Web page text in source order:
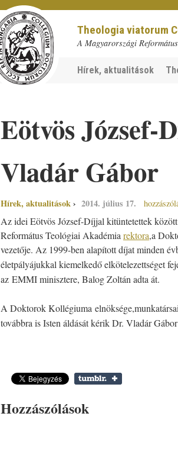
Theologia viatorum
A Magyarországi
Hírek, aktualitások
Eötvös
Vladár Gábor
Hírek, aktualitások 2014. július 17.
Az idei Eötvös József-Díjjal kitüntetettek
Református Teológiai Akadémia rektora,a
vezetője. Az 1999-ben alapított díjat minden
életpályájukkal kiemelkedő elkötelezettséget
az EMMI minisztere, Balog Zoltán adta át.
A Doktorok Kollégiuma
továbbra is Isten áldását kérik Dr. Vladár
Hozzászólások